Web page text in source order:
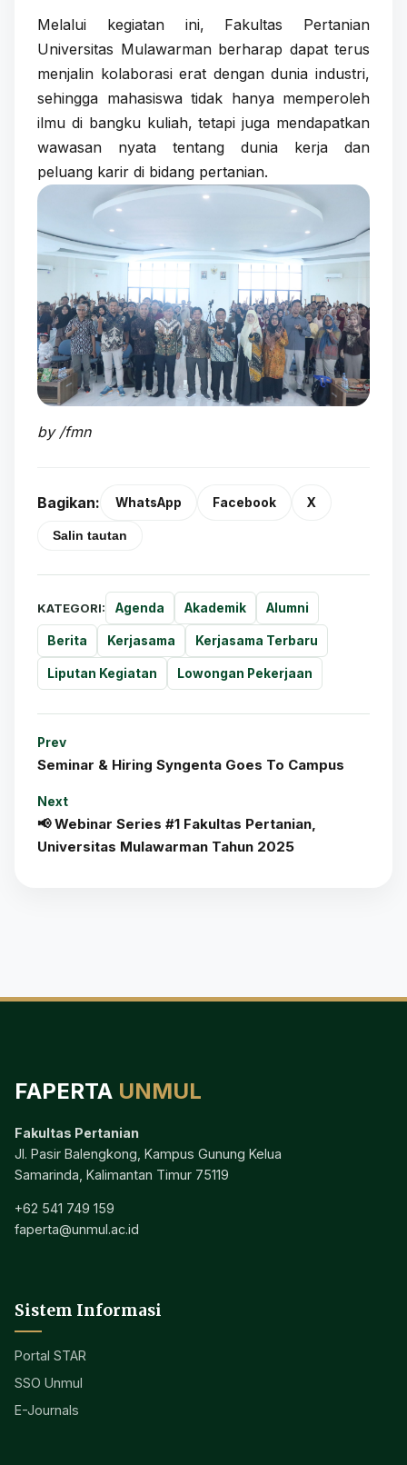
Melalui kegiatan ini, Fakultas Pertanian
Universitas Mulawarman berharap dapat terus
menjalin kolaborasi erat dengan dunia industri,
sehingga mahasiswa tidak hanya memperoleh
ilmu di bangku kuliah, tetapi juga mendapatkan
wawasan nyata tentang dunia kerja dan
peluang karir di bidang pertanian.
by /fmn
Bagikan: WhatsApp Facebook X
Salin tautan
KATEGORI: Agenda Akademik Alumni
Berita Kerjasama Kerjasama Terbaru
Liputan Kegiatan Lowongan Pekerjaan
Prev
Seminar & Hiring Syngenta Goes To Campus
Next
📢 Webinar Series #1 Fakultas Pertanian,
Universitas Mulawarman Tahun 2025
FAPERTA UNMUL
Fakultas Pertanian
Jl. Pasir Balengkong, Kampus Gunung Kelua
Samarinda, Kalimantan Timur 75119
+62 541 749 159
faperta@unmul.ac.id
Sistem Informasi
Portal STAR
SSO Unmul
E-Journals